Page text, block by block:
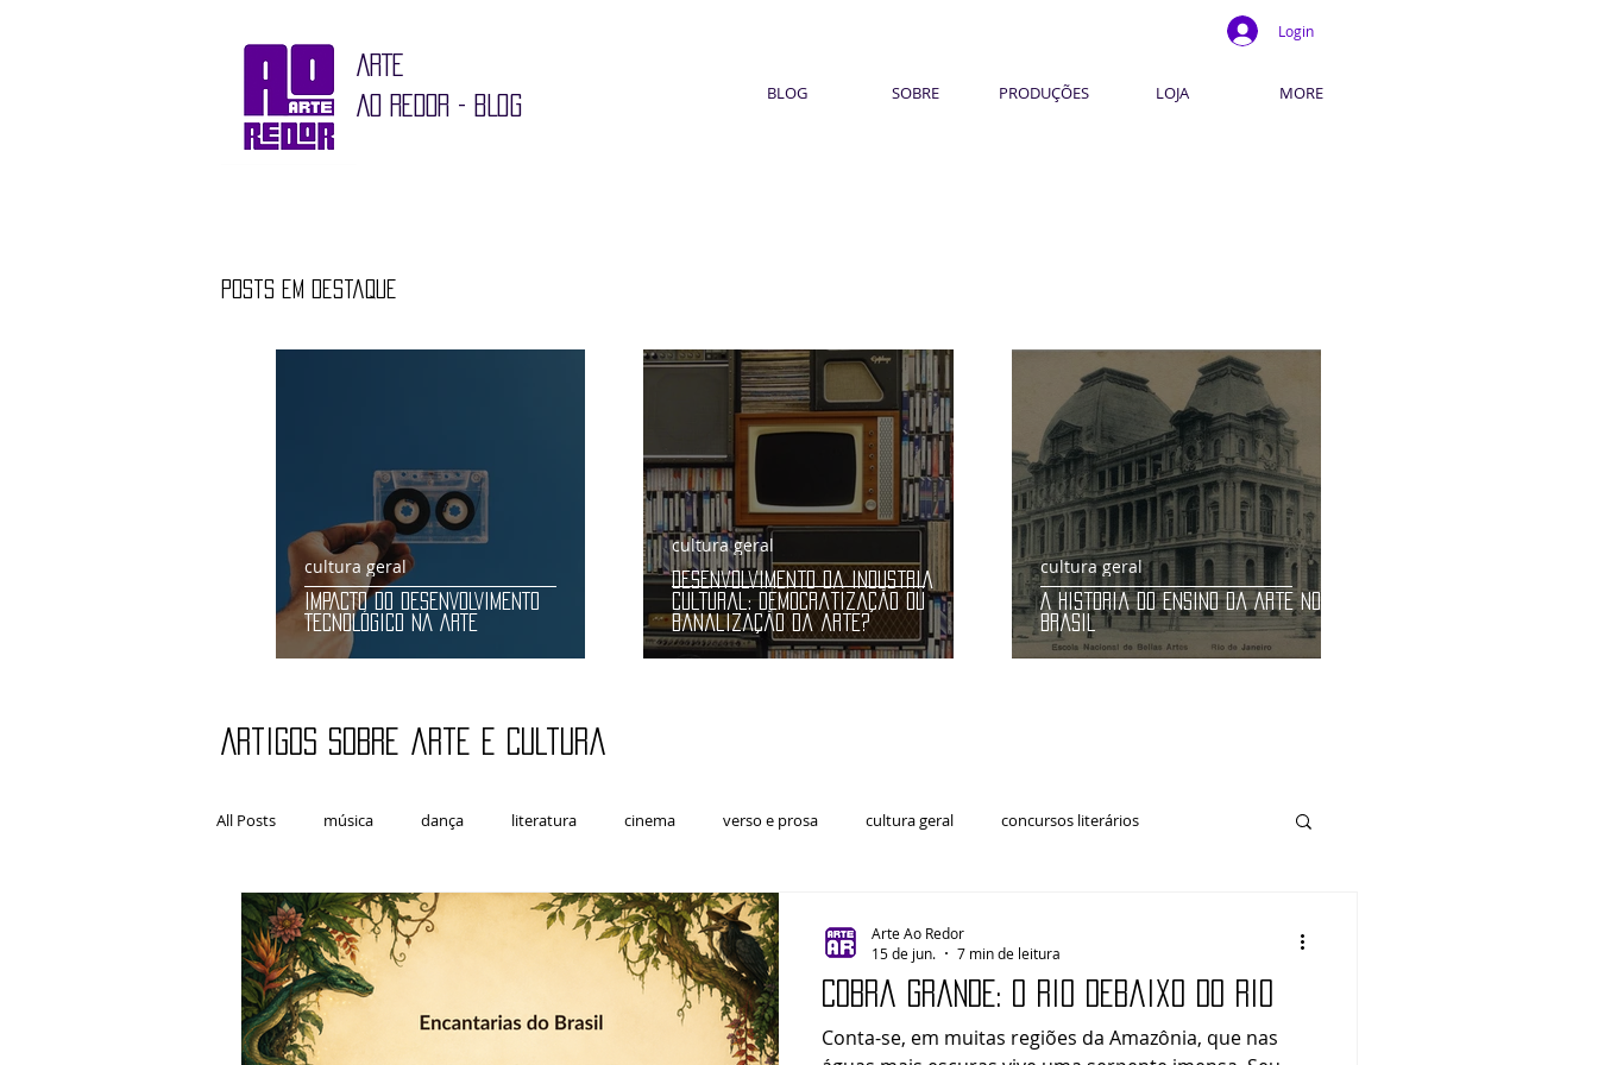
ARTE
AO REDOR - BLOG
Login
BLOG SOBRE PRODUÇÕES LOJA MORE
Posts em destaque
IMPACTO DO DESENVOLVIMENTO
TECNOLÓGICO NA ARTE
cultura geral
Desenvolvimento da indústria
cultural: democratização ou
banalização da arte?
cultura geral
A História do Ensino da Arte no
Brasil
cultura geral
Artigos sobre arte e cultura
All Posts música dança literatura cinema verso e prosa cultura geral concursos literários
artes plásticas Fotografia Artes Cênicas Arte e Política
Cobra Grande: o rio debaixo do rio
Conta-se, em muitas regiões da Amazônia, que nas
Arte Ao Redor
15 de jun.
7 min de leitura